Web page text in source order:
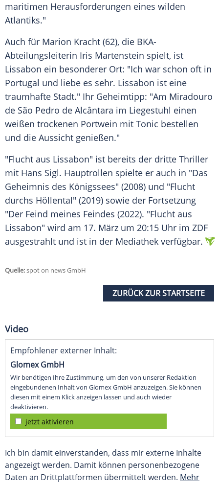
maritimen Herausforderungen eines wilden
Atlantiks."
Auch für Marion Kracht (62), die BKA-
Abteilungsleiterin Iris Martenstein spielt, ist
Lissabon ein besonderer Ort: "Ich war schon oft in
Portugal und liebe es sehr. Lissabon ist eine
traumhafte Stadt." Ihr Geheimtipp: "Am Miradouro
de São Pedro de Alcântara im Liegestuhl einen
weißen trockenen Portwein mit Tonic bestellen
und die Aussicht genießen."
"Flucht aus Lissabon" ist bereits der dritte Thriller
mit Hans Sigl. Hauptrollen spielte er auch in "Das
Geheimnis des Königssees" (2008) und "Flucht
durchs Höllental" (2019) sowie der Fortsetzung
"Der Feind meines Feindes (2022). "Flucht aus
Lissabon" wird am 17. März um 20:15 Uhr im ZDF
ausgestrahlt und ist in der Mediathek verfügbar.
Quelle:spot on news GmbH
ZURÜCK ZUR STARTSEITE
Video
Empfohlener externer Inhalt:
Glomex GmbH
Wir benötigen Ihre Zustimmung, um den von unserer Redaktion
eingebundenen Inhalt von Glomex GmbH anzuzeigen. Sie können
diesen mit einem Klick anzeigen lassen und auch wieder
deaktivieren.
jetzt aktivieren
Ich bin damit einverstanden, dass mir externe Inhalte
angezeigt werden. Damit können personenbezogene
Daten an Drittplattformen übermittelt werden. Mehr